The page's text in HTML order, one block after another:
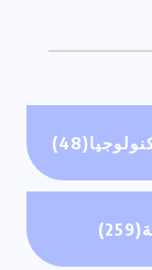
(48)
(259)